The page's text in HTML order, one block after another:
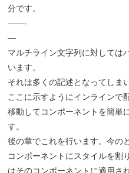
分です。
——-
—
マルチライン文字列に対しては
います。
それは多くの記述となってしま
ここに示すようにインラインで
移動してコンポーネントを簡単
す。
後の章でこれを行います。今の
コンポーネントにスタイルを割
はそのコンポーネントに適用さ